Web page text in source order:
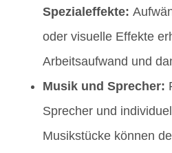
Spezialeffekte:
oder visuelle Effekte
Arbeitsaufwand und
Musik und Sprecher:
Sprecher und
Musikstücke können